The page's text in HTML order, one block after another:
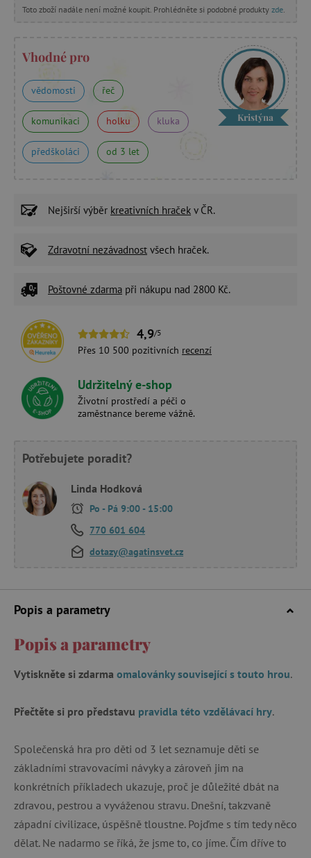
Toto zboží nadále není možné koupit. Prohlédněte si podobné produkty zde.
Vhodné pro
vědomosti řeč
komunikaci holku kluka
předškoláci od 3 let
Kristýna
Nejširší výběr kreativních hraček v ČR.
Zdravotní nezávadnost všech hraček.
Poštovné zdarma při nákupu nad 2800 Kč.
4,9/5
Přes 10 500 pozitivních recenzí
Udržitelný e-shop
Životní prostředí a péči o
zaměstnance bereme vážně.
Potřebujete poradit?
Linda Hodková
Po - Pá 9:00 - 15:00
770 601 604
dotazy@agatinsvet.cz
Popis a parametry
Popis a parametry
Vytiskněte si zdarma omalovánky související s touto hrou.
Přečtěte si pro představu pravidla této vzdělávací hry.
Společenská hra pro děti od 3 let seznamuje děti se
základními stravovacími návyky a zároveň jim na
konkrétních příkladech ukazuje, proč je důležité dbát na
zdravou, pestrou a vyváženou stravu. Dnešní, takzvaně
západní civilizace, úspěšně tloustne. Pojďme s tím tedy něco
dělat. Ne nadarmo se říká, že jsme to, co jíme. Čím dříve to